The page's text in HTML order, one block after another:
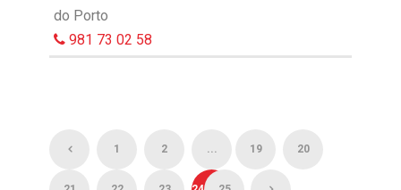
do Porto
981 73 02 58
1 2 ... 19 20